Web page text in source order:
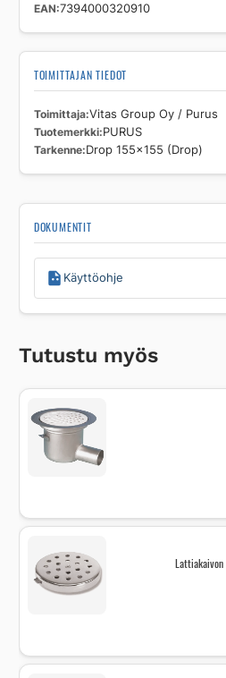
EAN 7394000320910
TOIMITTAJAN TIEDOT
Toimittaja Vitas Group Oy / Purus
Tuotemerkki PURUS
Tarkenne Drop 155x155 (Drop)
DOKUMENTIT
Käyttöohje
Tutustu myös
Lattiakaivon